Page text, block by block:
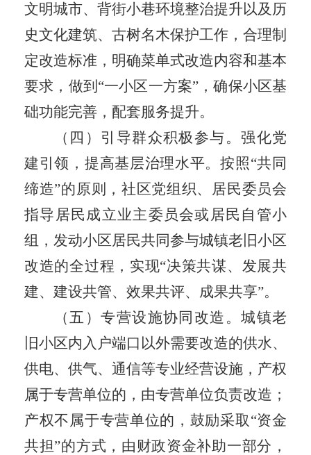
文明城市、背街小巷环境整治提升以及历
史文化建筑、古树名木保护工作，合理制
定改造标准，明确菜单式改造内容和基本
要求，做到 “一小区一方案” ，确保小区基
础功能完善，配套服务提升。
（四）引导群众积极参与。强化党
建引领，提高基层治理水平。按照“共同
缔造”的原则，社区党组织、居民委员会
指导居民成立业主委员会或居民自管小
组，发动小区居民共同参与城镇老旧小区
改造的全过程，实现“决策共谋、发展共
建、建设共管、效果共评、成果共享”。
（五）专营设施协同改造。城镇老
旧小区内入户端口以外需要改造的供水、
供电、供气、通信等专业经营设施，产权
属于专营单位的，由专营单位负责改造；
产权不属于专营单位的，鼓励采取 “资金
共担”的方式，由财政资金补助一部分，